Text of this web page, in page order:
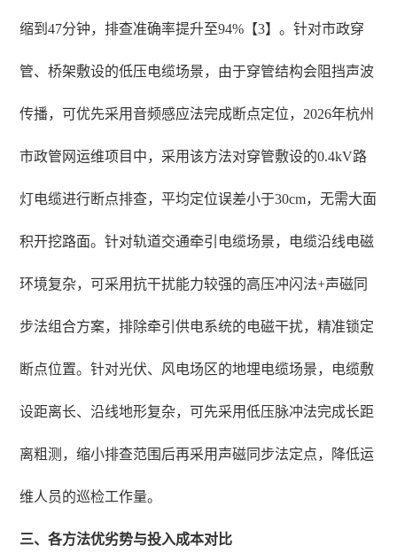
缩到47分钟，排查准确率提升至94%【3】。针对市政穿
管、桥架敷设的低压电缆场景，由于穿管结构会阻挡声波
传播，可优先采用音频感应法完成断点定位，2026年杭州
市政管网运维项目中，采用该方法对穿管敷设的0.4kV路
灯电缆进行断点排查，平均定位误差小于30cm，无需大面
积开挖路面。针对轨道交通牵引电缆场景，电缆沿线电磁
环境复杂，可采用抗干扰能力较强的高压冲闪法+声磁同
步法组合方案，排除牵引供电系统的电磁干扰，精准锁定
断点位置。针对光伏、风电场区的地埋电缆场景，电缆敷
设距离长、沿线地形复杂，可先采用低压脉冲法完成长距
离粗测，缩小排查范围后再采用声磁同步法定点，降低运
维人员的巡检工作量。
三、各方法优劣势与投入成本对比